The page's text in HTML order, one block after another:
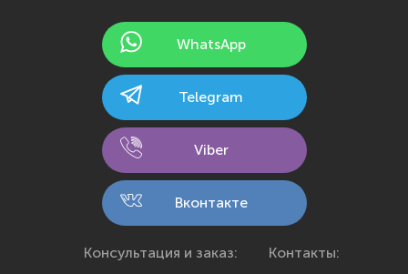
Йошкар-Ола
Калининград
Кемерово
Кострома
Краснодар
Красноярск
WhatsApp
Telegram
Viber
Вконтакте
Консультация и заказ: Контакты: